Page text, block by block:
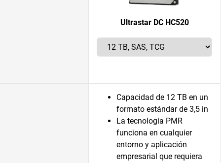
Ultrastar DC HC520
Capacidad de 12 TB en un
formato estándar de 3,5 in
La tecnología PMR
funciona en cualquier
entorno y aplicación
empresarial que requiera